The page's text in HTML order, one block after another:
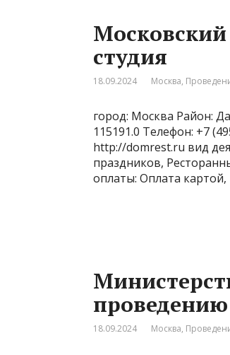
студия
18.09.2024 Москва,
город: Москва Район:
115191.0 Телефон: +7
http://domrest.ru вид
праздников,
оплаты: Оплата
18.09.2024 Москва,